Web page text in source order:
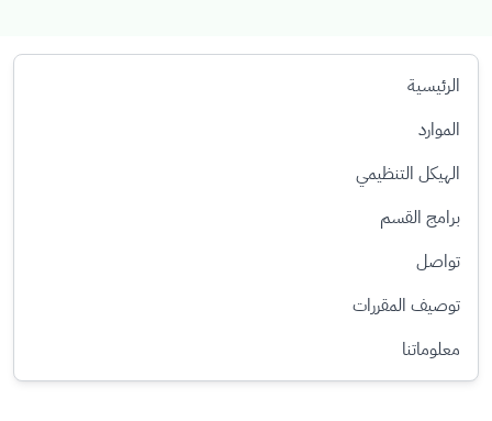
الرئيسية
الموارد
الهيكل التنظيمي
برامج القسم
تواصل
توصيف المقررات​
معلوماتنا